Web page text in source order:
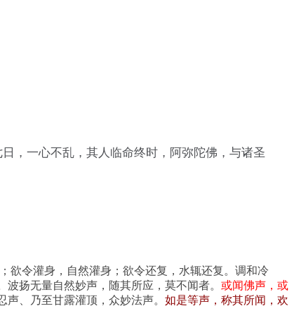
，一心不乱，其人临命终时，阿弥陀佛，与诸圣
欲令灌身，自然灌身；欲令还复，水辄还复。调和冷
扬无量自然妙声，随其所应，莫不闻者。 或闻佛声 ，或
声 、乃至甘露灌顶，众妙法声。 如是等声，称其所闻，欢